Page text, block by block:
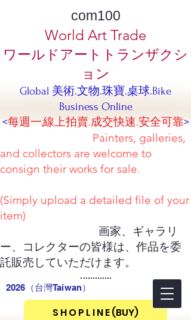
2026（台灣Taiwan）
S H O P L I N E (BUY)
com100
World Art Trade
ワールドアートトランザクシ
ョン
Global 美術.文物.珠寶.桌球.Bike
Business Online
<每週一,線上拍賣.成交快速.安全可靠>
Painters, galleries,
and collectors are welcome to
consign their works for sale.
(Simply upload a detailed file of your
item)
画家、ギャラリ
ー、コレクターの皆様は、作品を委
託販売していただけます。